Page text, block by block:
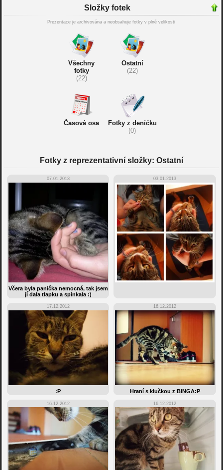
Složky fotek
Prezentace je archivována a neobsahuje fotky v plné velikosti
Všechny
fotky
(22)
Ostatní
(22)
Časová osa
Fotky z deníčku
(0)
Fotky z reprezentativní složky: Ostatní
07.01.2013
Včera byla panička nemocná, tak jsem
jí dala tlapku a spinkala :)
03.01.2013
17.12.2012
:P
16.12.2012
Hraní s klučkou z BINGA:P
16.12.2012 16.12.2012